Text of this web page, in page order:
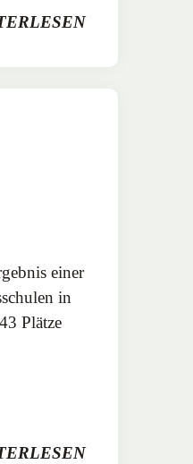
einer
in
Plätze